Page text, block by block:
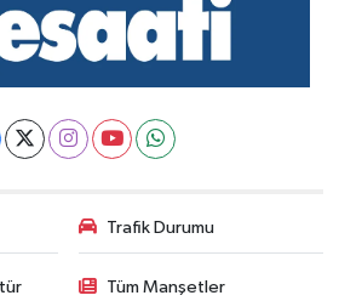
Trafik Durumu
Tüm Manşetler